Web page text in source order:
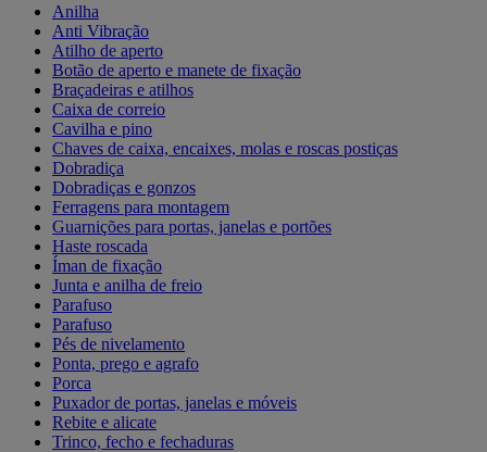
Anilha
Anti Vibração
Atilho de aperto
Botão de aperto e manete de fixação
Braçadeiras e atilhos
Caixa de correio
Cavilha e pino
Chaves de caixa, encaixes, molas e roscas postiças
Dobradiça
Dobradiças e gonzos
Ferragens para montagem
Guarnições para portas, janelas e portões
Haste roscada
Íman de fixação
Junta e anilha de freio
Parafuso
Parafuso
Pés de nivelamento
Ponta, prego e agrafo
Porca
Puxador de portas, janelas e móveis
Rebite e alicate
Trinco, fecho e fechaduras